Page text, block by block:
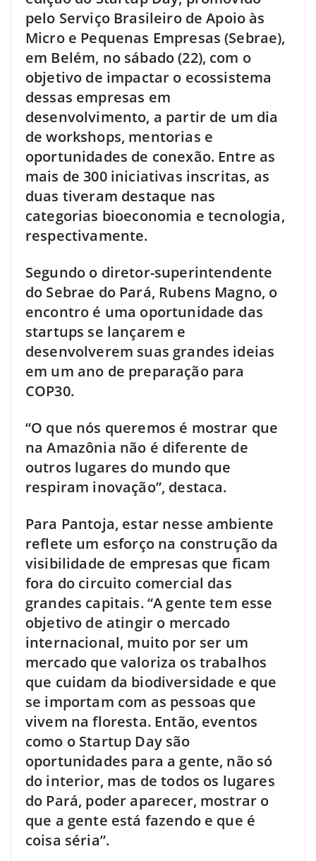
pelo Serviço Brasileiro de Apoio às
Micro e Pequenas Empresas (Sebrae),
em Belém, no sábado (22), com o
objetivo de impactar o ecossistema
dessas empresas em
desenvolvimento, a partir de um dia
de workshops, mentorias e
oportunidades de conexão. Entre as
mais de 300 iniciativas inscritas, as
duas tiveram destaque nas
categorias bioeconomia e tecnologia,
respectivamente.
Segundo o diretor-superintendente
do Sebrae do Pará, Rubens Magno, o
encontro é uma oportunidade das
startups se lançarem e
desenvolverem suas grandes ideias
em um ano de preparação para
COP30.
“O que nós queremos é mostrar que
na Amazônia não é diferente de
outros lugares do mundo que
respiram inovação”, destaca.
Para Pantoja, estar nesse ambiente
reflete um esforço na construção da
visibilidade de empresas que ficam
fora do circuito comercial das
grandes capitais. “A gente tem esse
objetivo de atingir o mercado
internacional, muito por ser um
mercado que valoriza os trabalhos
que cuidam da biodiversidade e que
se importam com as pessoas que
vivem na floresta. Então, eventos
como o Startup Day são
oportunidades para a gente, não só
do interior, mas de todos os lugares
do Pará, poder aparecer, mostrar o
que a gente está fazendo e que é
coisa séria”.